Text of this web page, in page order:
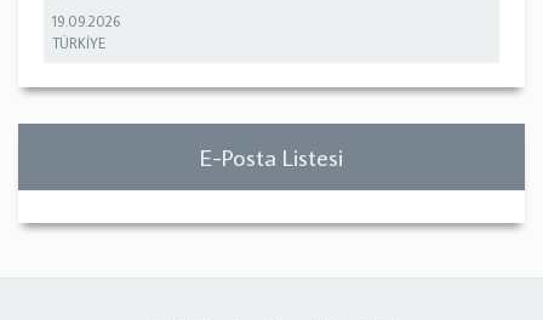
19.09.2026
TÜRKİYE
E-Posta Listesi